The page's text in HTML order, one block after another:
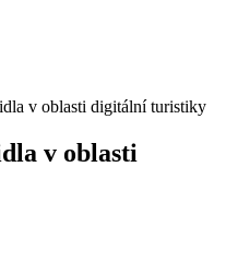
v oblasti digitální turistiky
v oblasti